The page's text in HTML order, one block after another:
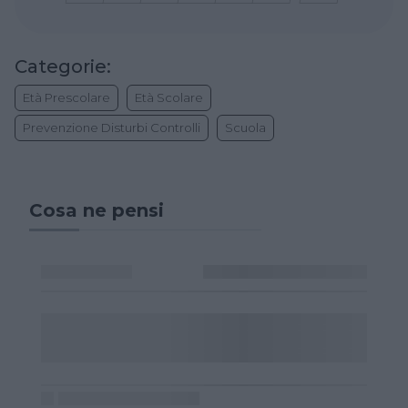
Categorie:
Età Prescolare Età Scolare
Prevenzione Disturbi Controlli Scuola
Cosa ne pensi